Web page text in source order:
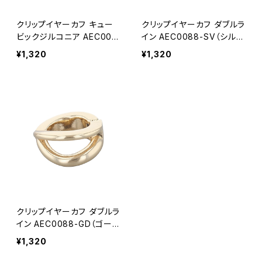
クリップイヤーカフ キュー
ビックジルコニア AEC008
9-A
¥1,320
クリップイヤーカフ ダブルラ
イン AEC0088-SV（シルバ
ー）
¥1,320
クリップイヤーカフ ダブルラ
イン AEC0088-GD（ゴール
ド）
¥1,320